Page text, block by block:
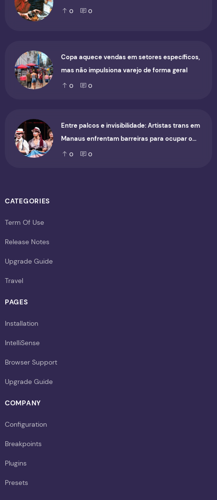
0 0
Copa aquece vendas em setores específicos,
mas não impulsiona varejo de forma geral
0 0
Entre palcos e invisibilidade: Artistas trans em
Manaus enfrentam barreiras para ocupar o
cenário cultural
0 0
CATEGORIES
Term Of Use
Release Notes
Upgrade Guide
Travel
PAGES
Installation
IntelliSense
Browser Support
Upgrade Guide
COMPANY
Configuration
Breakpoints
Plugins
Presets